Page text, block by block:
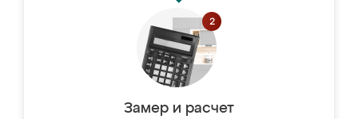
Замер и расчет